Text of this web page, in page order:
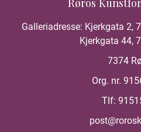
Galleriadresse: Kjerkgata 2,
Kjerkgata 44,
7374
Org. nr.
Tlf: